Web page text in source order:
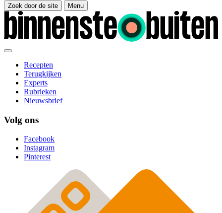
Zoek door de site Menu
Recepten
Terugkijken
Experts
Rubrieken
Nieuwsbrief
Volg ons
Facebook
Instagram
Pinterest